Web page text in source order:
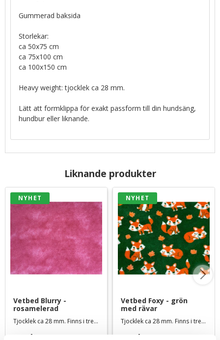
Gummerad baksida
Storlekar:
ca 50x75 cm
ca 75x100 cm
ca 100x150 cm
Heavy weight: tjocklek ca 28 mm.
Lätt att formklippa för exakt passform till din hundsäng,
hundbur eller liknande.
Liknande produkter
Vetbed Blurry -
rosamelerad
Tjocklek ca 28 mm. Finns i tre storlekar
NYHET
Vetbed Foxy - grön
med rävar
Tjocklek ca 28 mm. Finns i tre storlekar
NYHET